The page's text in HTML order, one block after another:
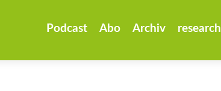
Podcast Abo Archiv research